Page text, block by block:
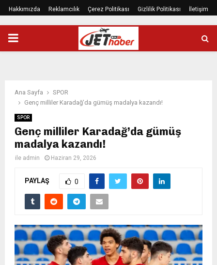
Hakkımızda Reklamcılık Çerez Politikası Gizlilik Politikası İletişim
PRIMARY
Ana Sayfa
SPOR
Genç milliler Karadağ’da gümüş madalya kazandı!
SPOR
Genç milliler Karadağ’da gümüş
madalya kazandı!
ile admin Haziran 29, 2026
PAYLAŞ 0